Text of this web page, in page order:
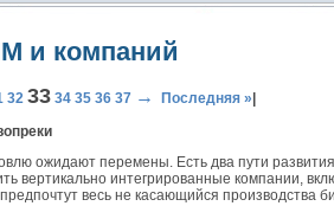
и компаний
32 33 34 35 36 37 → Последняя »
ожидают перемены. Есть два пути
вертикально интегрированные компании,
весь не касающийся производства